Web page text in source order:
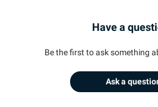
Have a
Be the first to ask something
Ask a